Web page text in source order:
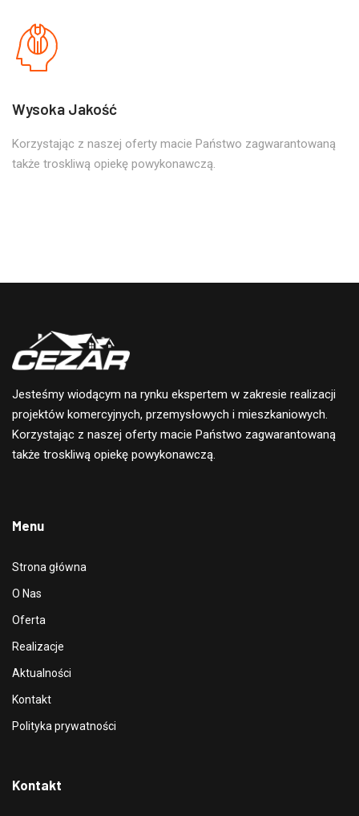
Wysoka Jakość
Korzystając z naszej oferty macie Państwo zagwarantowaną
także troskliwą opiekę powykonawczą.​
Jesteśmy wiodącym na rynku ekspertem w zakresie realizacji
projektów komercyjnych, przemysłowych i mieszkaniowych.
Korzystając z naszej oferty macie Państwo zagwarantowaną
także troskliwą opiekę powykonawczą.
Menu
Strona główna
O Nas
Oferta
Realizacje
Aktualności
Kontakt
Polityka prywatności
Kontakt